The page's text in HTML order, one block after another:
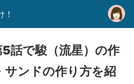
5話で駿（流星）の作
サンドの作り方を紹